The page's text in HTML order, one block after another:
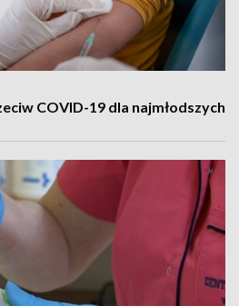
COVID-19 dla najmłodszych